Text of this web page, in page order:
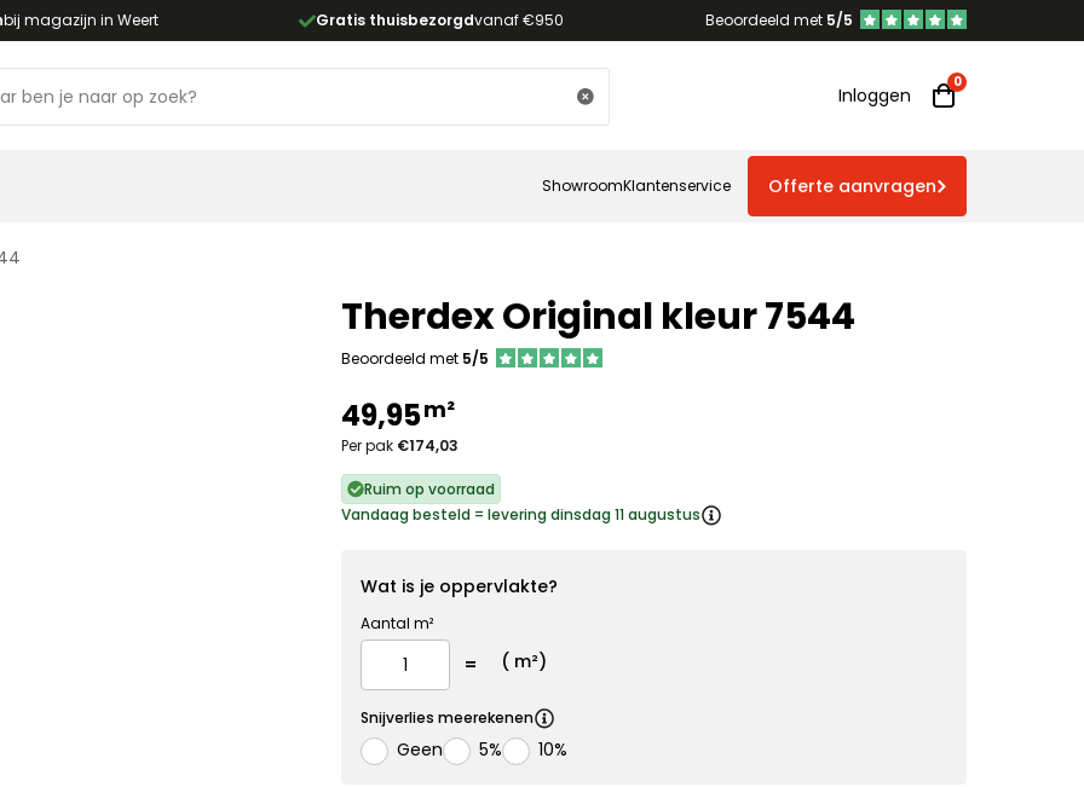
bij magazijn in Weert Gratis thuisbezorgdvanaf €950 Beoordeeld met 5/5
Inloggen
ShowroomKlantenservice Offerte aanvragen
Therdex Original kleur 7544
Beoordeeld met 5/5
49,95m²
Per pak €174,03
Ruim op voorraad
Vandaag besteld = levering dinsdag 11 augustus
Wat is je oppervlakte?
Aantal m²
( m²)
Snijverlies meerekenen
Geen 5% 10%